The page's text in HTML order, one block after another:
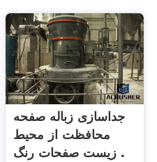
جداسازی زباله صفحه
محافظت از محیط
زیست صفحات رنگ .